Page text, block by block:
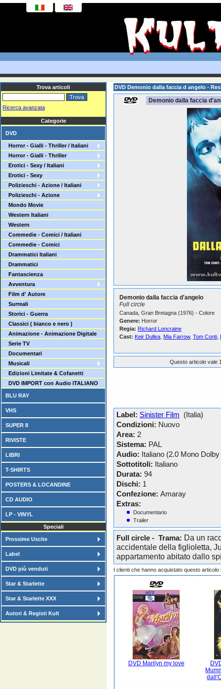
Trova articoli
Ricerca avanzata
Categorie
DVD
Horror - Gialli - Thriller / Italiani
Horror - Gialli - Thriller
Erotici - Sexy / Italiani
Erotici - Sexy
Polizieschi - Azione / Italiani
Polizieschi - Azione
Mondo Movie
Western Italiani
Western
Commedie - Comici / Italiani
Commedie - Comici
Drammatici Italiani
Drammatici
Fantascienza
Avventura
Film d' Autore
Surreali
Storici - Guerra
Classici ( bianco e nero )
Animazione - Animazione Digitale
Serie TV
Documentari
Musicali
Edizioni Limitate & Cofanetti
DVD IMPORT con Audio ITALIANO
BLU RAY
VHS
SUPER 8
RIVISTE
LIBRI
T-SHIRTS
POSTERS & LOCANDINE
CD AUDIO
LP - VINYL
Speciali
Prossime Uscite
Label
DVD più venduti
Star & Starlette
Star & Starlette XXX
Autori & Registi Kult
DVD Demonio dalla faccia d angelo -
Demonio dalla faccia
Demonio dalla faccia d'angelo
Full circle
Canada, Gran Bretagna (1976) - Colore
Genere: Horror
Regia: Richard Loncraine
Cast: Keir Dullea Mia Farrow, Tom Conti
Questo articolo vale
Label: Sinister Film (Italia)
Condizioni: Nuovo
Area: 2
Sistema: PAL
Audio: Italiano (2.0 Mono
Sottotitoli: Italiano
Durata: 94
Dischi: 1
Confezione: Amaray
Extras:
Documentario
Trailer
Full circle - Trama: Da un
accidentale della figlioletta,
appartamento abitato dallo
I clienti che hanno acquistato questo
DVD Marilyn my love